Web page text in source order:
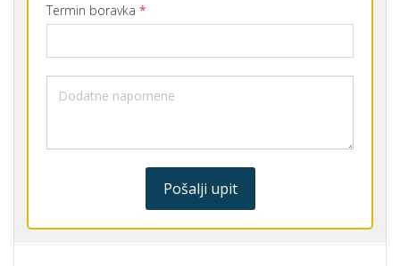
Termin boravka *
Pošalji upit